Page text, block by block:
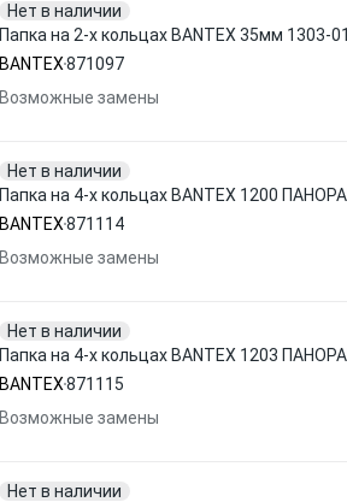
Нет в наличии
Папка на 2-х кольцах BANTEX 35мм 1303-
BANTEX871097
Возможные замены
Нет в наличии
Папка на 4-х кольцах BANTEX 1200
BANTEX871114
Возможные замены
Нет в наличии
Папка на 4-х кольцах BANTEX 1203
BANTEX871115
Возможные замены
Нет в наличии